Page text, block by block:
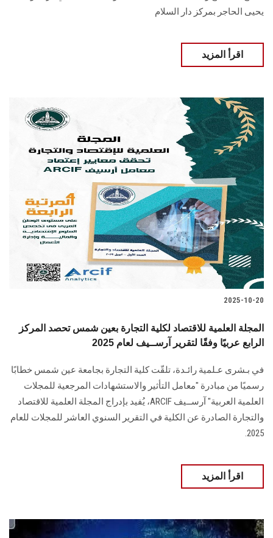
يحيى الحاجر بمركز دار السلام
اقرأ المزيد
2025-10-20
المجلة العلمية للاقتصاد لكلية التجارة بعين شمس تحصد المركز
الرابع عربيًا وفقًا لتقرير آرســيف لعام 2025
في بـشرى عـلمية رائـدة، تلقّت كلية التجارة بجامعة عين شمس خطابًا
رسميًا من مبادرة "معامل التأثير والاستشهادات المرجعية للمجلات
العلمية العربية" آرســيف ARCIF، يُفيد بإدراج المجلة العلمية للاقتصاد
والتجارة الصادرة عن الكلية في التقرير السنوي العاشر للمجلات للعام
2025.
اقرأ المزيد